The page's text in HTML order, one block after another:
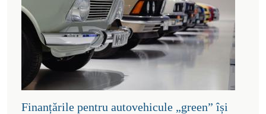
Finanțările pentru autovehicule „green” își